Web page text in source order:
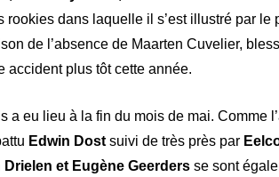
rookies dans laquelle il s’est illustré par
de l’absence de Maarten Cuvelier,
accident plus tôt cette année.
a eu lieu à la fin du mois de mai. Comme
Edwin Dost suivi de très près par
et Eugène Geerders se sont